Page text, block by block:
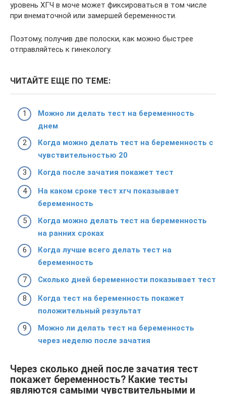
уровень ХГЧ в моче может фиксироваться в том числе
при внематочной или замершей беременности.
Поэтому, получив две полоски, как можно быстрее
отправляйтесь к гинекологу.
ЧИТАЙТЕ ЕЩЕ ПО ТЕМЕ:
Можно ли делать тест на беременность
днем
Когда можно делать тест на беременность с
чувствительностью 20
Когда после зачатия покажет тест
На каком сроке тест хгч показывает
беременность
Когда можно делать тест на беременность
на ранних сроках
Когда лучше всего делать тест на
беременность
Сколько дней беременности показывает тест
Когда тест на беременность покажет
положительный результат
Можно ли делать тест на беременность
через неделю после зачатия
Через сколько дней после зачатия тест
покажет беременность? Какие тесты
являются самыми чувствительными и